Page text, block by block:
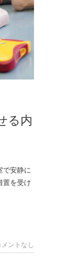
る内
で安静に
置を受け
メントなし